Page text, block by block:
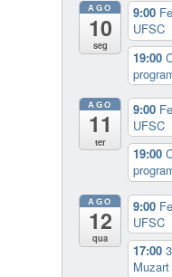
AGO
10
seg
9:00
UFSC
19:00
AGO
11
ter
9:00
UFSC
19:00
AGO
12
qua
9:00
UFSC
17:00
Muzart